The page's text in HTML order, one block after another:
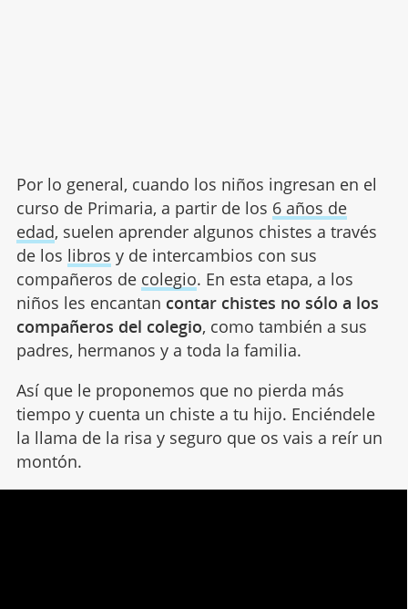
Por lo general, cuando los niños ingresan en el
curso de Primaria, a partir de los 6 años de
edad, suelen aprender algunos chistes a través
de los libros y de intercambios con sus
compañeros de colegio. En esta etapa, a los
niños les encantan contar chistes no sólo a los
compañeros del colegio, como también a sus
padres, hermanos y a toda la familia.
Así que le proponemos que no pierda más
tiempo y cuenta un chiste a tu hijo. Enciéndele
la llama de la risa y seguro que os vais a reír un
montón.